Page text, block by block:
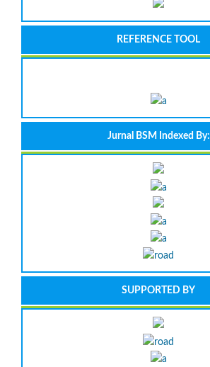
REFERENCE TOOL
Jurnal BSM Indexed By:
SUPPORTED BY